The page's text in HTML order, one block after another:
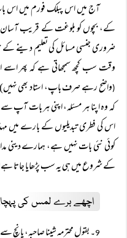
آج میں اس پبلک فورم میں اس
کے، بچوں کو بلوغت کے قریب آسان
ضروری جنسی مسائل کی تعلیم دینے
وقت سب کچھ سمجھاتی ہے کہ پھر اسے
(واضح رہے صرف باپ، استاد بھی نہیں)
کہ وہ اپنا ہر مسئلہ، اپنی ہر بات
اس کی فطری تبدیلیوں کے بارے میں
کوئی نئی بات نہیں ہے، ہمارے دینی
کے شروع میں ہی یہ سب پڑھایا جاتا
اچھے برے لمس کی
9۔ بقول محترمہ شینا صاحبہ،